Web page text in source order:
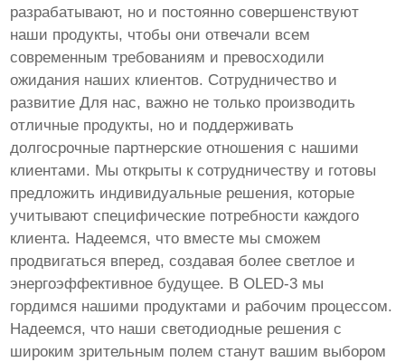
разрабатывают, но и постоянно совершенствуют
наши продукты, чтобы они отвечали всем
современным требованиям и превосходили
ожидания наших клиентов. Сотрудничество и
развитие Для нас, важно не только производить
отличные продукты, но и поддерживать
долгосрочные партнерские отношения с нашими
клиентами. Мы открыты к сотрудничеству и готовы
предложить индивидуальные решения, которые
учитывают специфические потребности каждого
клиента. Надеемся, что вместе мы сможем
продвигаться вперед, создавая более светлое и
энергоэффективное будущее. В OLED-3 мы
гордимся нашими продуктами и рабочим процессом.
Надеемся, что наши светодиодные решения с
широким зрительным полем станут вашим выбором